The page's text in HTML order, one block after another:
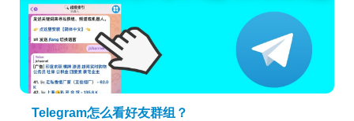
Telegram怎么看好友群组？